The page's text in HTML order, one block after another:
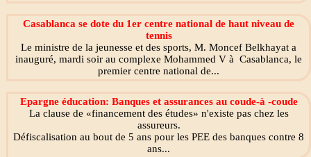
Casablanca se dote du 1er centre national de haut niveau de
tennis
Le ministre de la jeunesse et des sports, M. Moncef Belkhayat a
inauguré, mardi soir au complexe Mohammed V à Casablanca, le
premier centre national de...
Epargne éducation: Banques et assurances au coude-à -coude
La clause de «financement des études» n'existe pas chez les
assureurs.
Défiscalisation au bout de 5 ans pour les PEE des banques contre 8
ans...